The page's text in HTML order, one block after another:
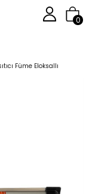
0
Füme Eloksallı